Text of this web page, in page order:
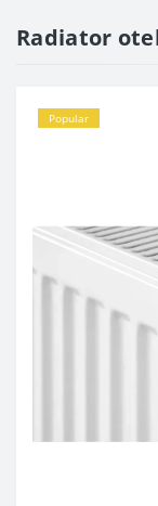
Radiator
Popular